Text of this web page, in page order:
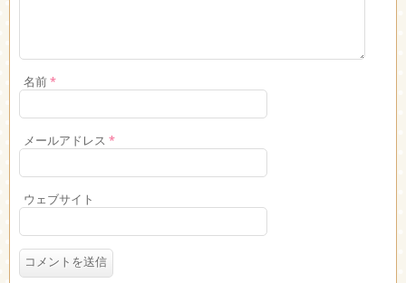
名前*
メールアドレス *
ウェブサイト